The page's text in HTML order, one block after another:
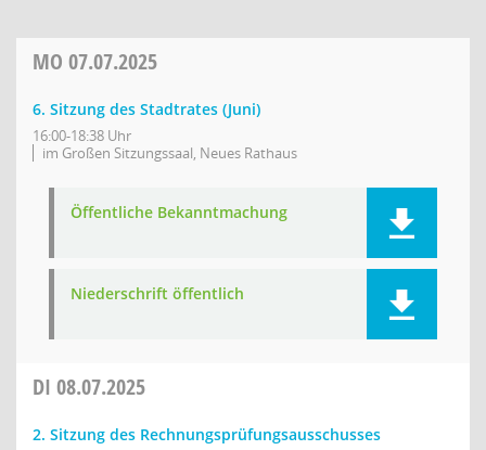
MO 07.07.2025
6. Sitzung des Stadtrates (Juni)
16:00-18:38 Uhr
im Großen Sitzungssaal, Neues Rathaus
Öffentliche Bekanntmachung
Niederschrift öffentlich
DI 08.07.2025
2. Sitzung des Rechnungsprüfungsausschusses